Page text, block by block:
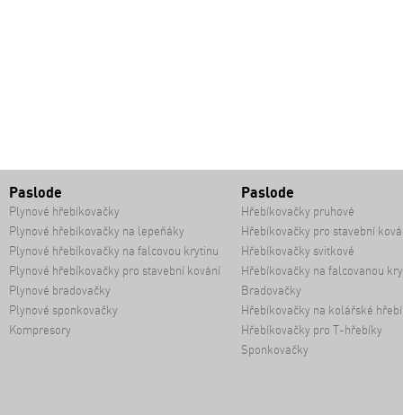
Paslode
Plynové hřebíkovačky
Plynové hřebíkovačky na lepeňáky
Plynové hřebíkovačky na falcovou krytinu
Plynové hřebíkovačky pro stavební kování
Plynové bradovačky
Plynové sponkovačky
Kompresory
Paslode
Hřebíkovačky pruhové
Hřebíkovačky pro stavební
Hřebíkovačky svitkové
Hřebíkovačky na falcovanou
Bradovačky
Hřebíkovačky na kolářské
Hřebíkovačky pro T-hřebíky
Sponkovačky